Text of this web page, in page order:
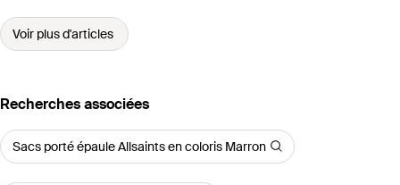
Voir plus d'articles
Recherches associées
Sacs porté épaule Allsaints en coloris Marron